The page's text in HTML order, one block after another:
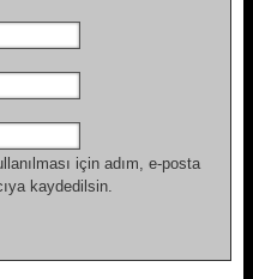
için adım, e-posta
kaydedilsin.